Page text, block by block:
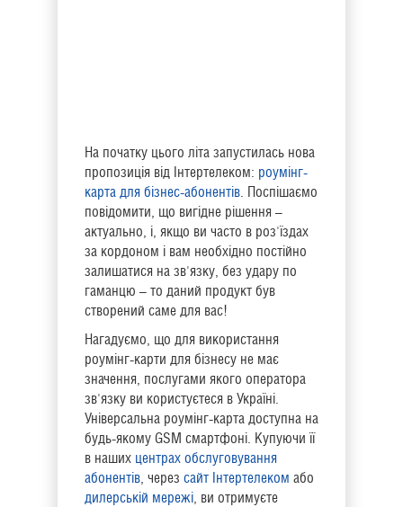
На початку цього літа запустилась нова
пропозиція від Інтертелеком: роумінг-
карта для бізнес-абонентів. Поспішаємо
повідомити, що вигідне рішення –
актуально, і, якщо ви часто в роз'їздах
за кордоном і вам необхідно постійно
залишатися на зв'язку, без удару по
гаманцю – то даний продукт був
створений саме для вас!
Нагадуємо, що для використання
роумінг-карти для бізнесу не має
значення, послугами якого оператора
зв'язку ви користуєтеся в Україні.
Універсальна роумінг-карта доступна на
будь-якому GSM смартфоні. Купуючи її
в наших центрах обслуговування
абонентів, через сайт Інтертелеком або
дилерській мережі, ви отримуєте